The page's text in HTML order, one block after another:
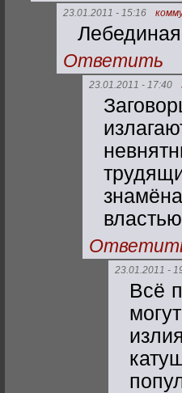
23.01.2011 - 15:16
Ответить
23.01.2011 - 17:40
23.01.2011 -
Всё